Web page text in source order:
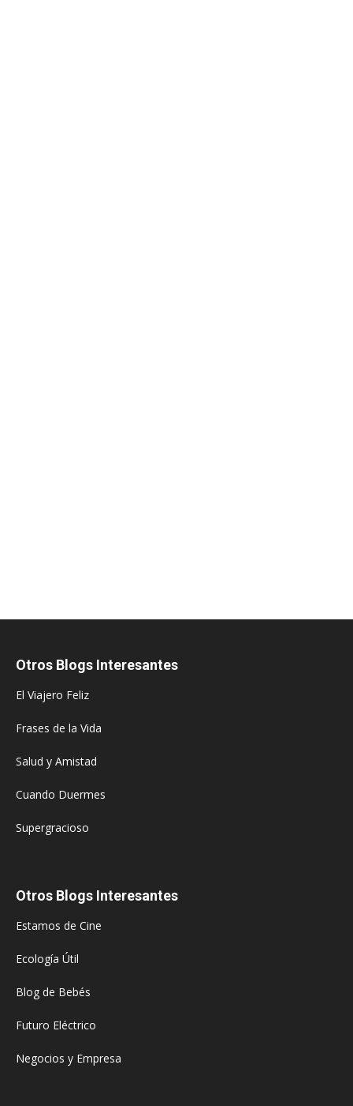
Otros Blogs Interesantes
El Viajero Feliz
Frases de la Vida
Salud y Amistad
Cuando Duermes
Supergracioso
Otros Blogs Interesantes
Estamos de Cine
Ecología Útil
Blog de Bebés
Futuro Eléctrico
Negocios y Empresa